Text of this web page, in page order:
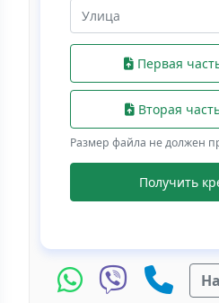
Первая
Вторая
Размер файла не должен
Получить